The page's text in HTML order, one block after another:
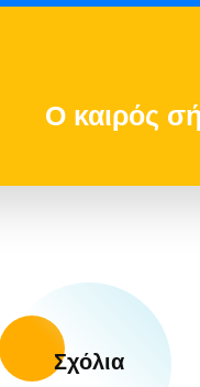
Ο καιρός
Σχόλια